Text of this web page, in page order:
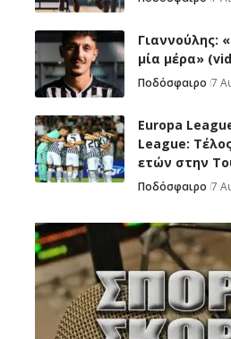
Γιαννούλης:
μία μέρα»
Ποδόσφαιρο 7
Europa
League:
ετών στην
Ποδόσφαιρο 7